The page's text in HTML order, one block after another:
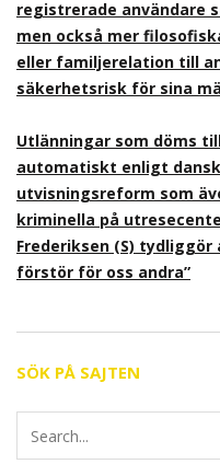
registrerade användare
men också mer
eller familjerelation till
säkerhetsrisk för sina
Utlänningar som döms
automatiskt enligt
utvisningsreform som
kriminella på
Frederiksen (S)
förstör för oss andra”
SÖK PÅ SAJTEN